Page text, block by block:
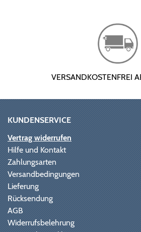
VERSANDKOSTENFREI
KUNDENSERVICE
Vertrag widerrufen
Hilfe und Kontakt
Zahlungsarten
Versandbedingungen
Lieferung
Rücksendung
AGB
Widerrufsbelehrung